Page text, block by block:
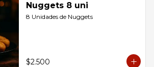
Nuggets 8 uni
8 Unidades de Nuggets
$2.500